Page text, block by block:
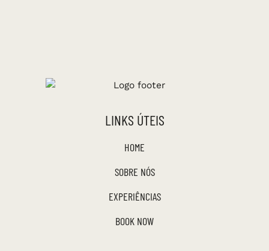
LINKS ÚTEIS
HOME
SOBRE NÓS
EXPERIÊNCIAS
BOOK NOW